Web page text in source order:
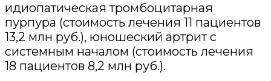
идиопатическая тромбоцитарная
пурпура (стоимость лечения 11 пациентов
13,2 млн руб.), юношеский артрит с
системным началом (стоимость лечения
18 пациентов 8,2 млн руб.).